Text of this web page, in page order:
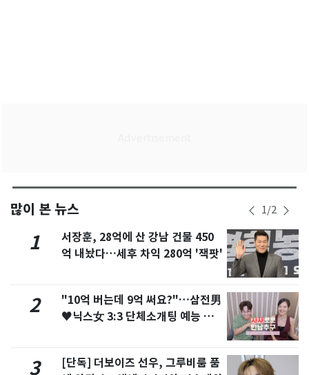
많이 본 뉴스 1/2
1
서장훈, 28억에 산 강남 건물 450
억 내놨다…세후 차익 280억 '잭팟'
2
"10억 버는데 9억 써요?"…삼전男
♥닉스女 3:3 단체소개팅 예능 화
3
[단독] 더보이즈 선우, 그루비룸 품